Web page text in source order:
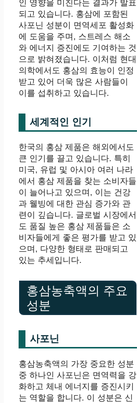
인 영향을 미친다는 결과가 발표
되고 있습니다. 홍삼에 포함된
사포닌 성분이 면역세포 활성화
에 도움을 주며, 스트레스 해소
와 에너지 증진에도 기여하는 것
으로 밝혀졌습니다. 이처럼 현대
의학에서도 홍삼의 효능이 인정
받고 있어 더욱 많은 사람들이
이를 섭취하고 있습니다.
세계적인 인기
한국의 홍삼 제품은 해외에서도
큰 인기를 끌고 있습니다. 특히
미국, 유럽 및 아시아 여러 나라
에서 홍삼 제품을 찾는 소비자들
이 늘어나고 있으며, 이는 건강
과 웰빙에 대한 관심 증가와 관
련이 깊습니다. 글로벌 시장에서
도 품질 높은 홍삼 제품들은 소
비자들에게 좋은 평가를 받고 있
으며, 다양한 형태로 판매되고
있는 추세입니다.
홍삼농축액의 주요
성분
사포닌
홍삼농축액의 가장 중요한 성분
중 하나인 사포닌은 면역력을 강
화하고 체내 에너지를 증진시키
는 역할을 합니다. 이 성분은 신